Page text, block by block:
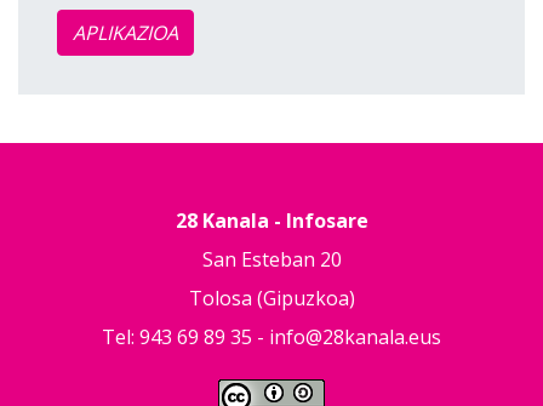
APLIKAZIOA
28 Kanala - Infosare
San Esteban 20
Tolosa (Gipuzkoa)
Tel: 943 69 89 35 - info@28kanala.eus